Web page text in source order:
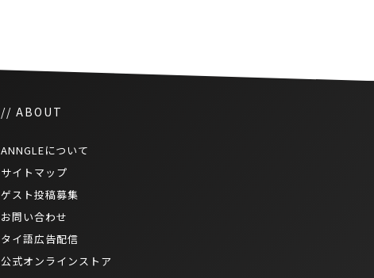
// ABOUT
ANNGLEについて
サイトマップ
ゲスト投稿募集
お問い合わせ
タイ語広告配信
公式オンラインストア